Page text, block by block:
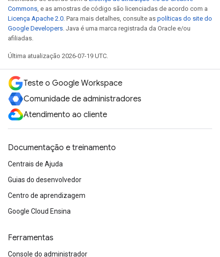
Commons, e as amostras de código são licenciadas de acordo com a
Licença Apache 2.0. Para mais detalhes, consulte as políticas do site do
Google Developers. Java é uma marca registrada da Oracle e/ou
afiliadas.
Última atualização 2026-07-19 UTC.
Teste o Google Workspace
Comunidade de administradores
Atendimento ao cliente
Documentação e treinamento
Centrais de Ajuda
Guias do desenvolvedor
Centro de aprendizagem
Google Cloud Ensina
Ferramentas
Console do administrador